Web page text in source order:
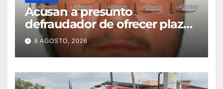
Acusan a presunto
defraudador de ofrecer plazas
de maestros
8 AGOSTO, 2026